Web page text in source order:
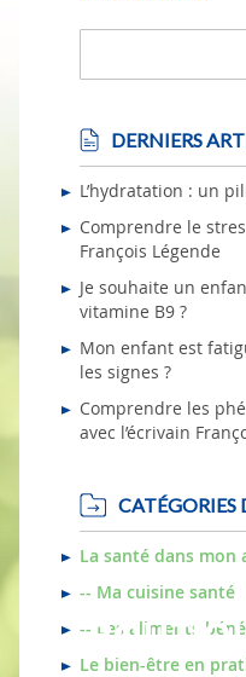
DERNIERS
L’hydratation : un
Comprendre le
François Légende
Je souhaite un
vitamine B9 ?
Mon enfant est
les signes ?
Comprendre les
avec l’écrivain
CATÉGORIES
La santé dans mon
-- Ma cuisine santé
-- Les aliments
Le bien-être en